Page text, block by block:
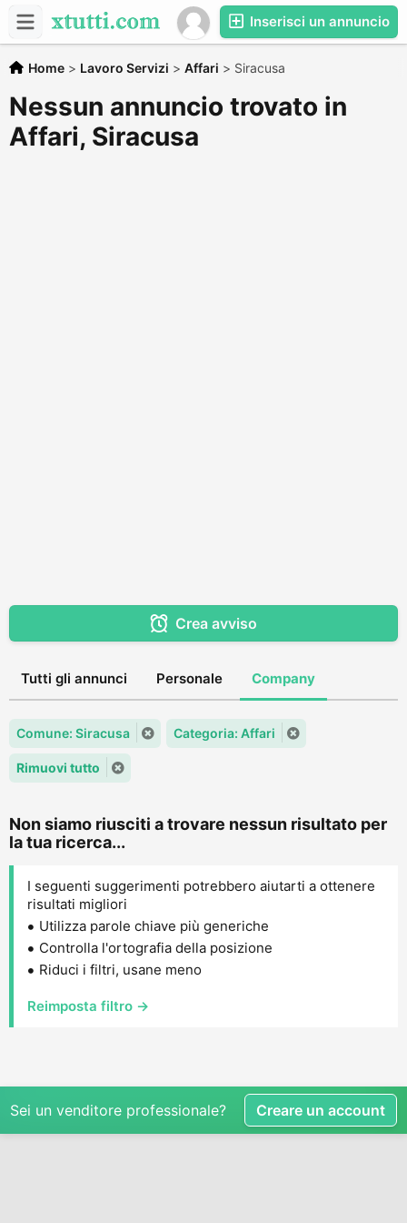
Inserisci un annuncio
Home > Lavoro Servizi > Affari > Siracusa
Nessun annuncio trovato in
Affari, Siracusa
Crea avviso
Tutti gli annunci Personale Company
Comune: Siracusa Categoria: Affari
Rimuovi tutto
Non siamo riusciti a trovare nessun risultato per
la tua ricerca...
I seguenti suggerimenti potrebbero aiutarti a ottenere
risultati migliori
Utilizza parole chiave più generiche
Controlla l'ortografia della posizione
Riduci i filtri, usane meno
Reimposta filtro →
Sei un venditore professionale? Creare un account